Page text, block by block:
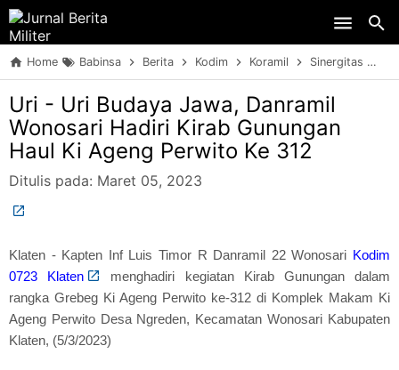
Home Babinsa Berita Kodim Koramil Sinergitas
Uri - Uri Budaya Jawa, Danramil
Wonosari Hadiri Kirab Gunungan
Haul Ki Ageng Perwito Ke 312
Ditulis pada: Maret 05, 2023
Klaten - Kapten Inf Luis Timor R Danramil 22 Wonosari Kodim
0723 Klaten
menghadiri kegiatan Kirab Gunungan dalam
rangka Grebeg Ki Ageng Perwito ke-312 di Komplek Makam Ki
Ageng Perwito Desa Ngreden, Kecamatan Wonosari Kabupaten
Klaten, (5/3/2023)